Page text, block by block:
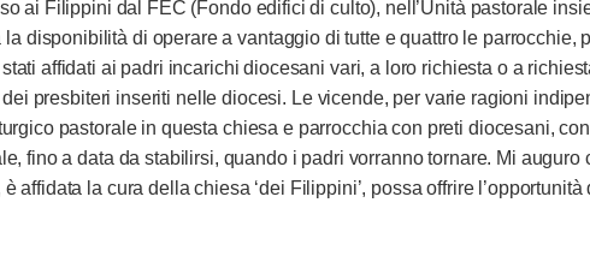
ai Filippini dal FEC (Fondo edifici di culto), nell’Unità pastorale
disponibilità di operare a vantaggio di tutte e quattro le parrocchie,
affidati ai padri incarichi diocesani vari, a loro richiesta o a
presbiteri inseriti nelle diocesi. Le vicende, per varie ragioni
pastorale in questa chiesa e parrocchia con preti diocesani,
fino a data da stabilirsi, quando i padri vorranno tornare. Mi
affidata la cura della chiesa ‘dei Filippini’, possa offrire